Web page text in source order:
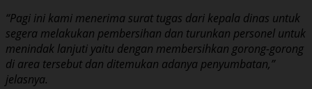
“Pagi ini kami menerima surat tugas dari kepala dinas untuk
segera melakukan pembersihan dan turunkan personel untuk
menindak lanjuti yaitu dengan membersihkan gorong-gorong
di area tersebut dan ditemukan adanya penyumbatan,”
jelasnya.